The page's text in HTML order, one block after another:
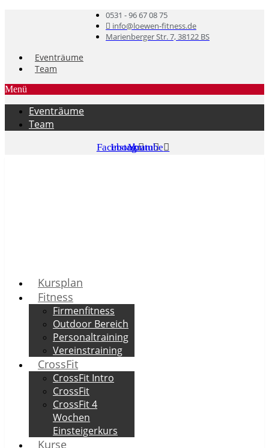
0531 - 96 67 08 75
info@loewen-fitness.de
Marienberger Str. 7, 38122 BS
Eventräume
Team
Menü
Eventräume
Team
Facebook
Instagram
Youtube
Kursplan
Fitness
Firmenfitness
Outdoor Bereich
Personaltraining
Vereinstraining
CrossFit
CrossFit Intro
CrossFit
CrossFit 4
Wochen
Einsteigerkurs
Kurse